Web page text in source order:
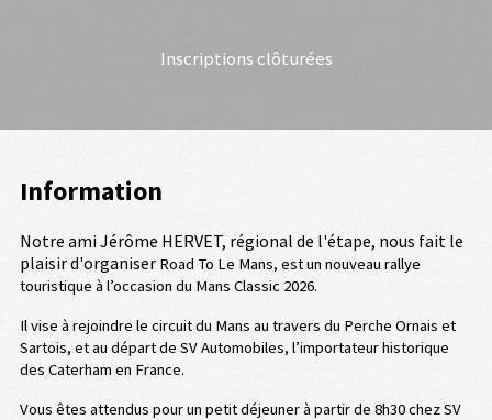
Inscriptions clôturées
Information
Notre ami Jérôme HERVET, régional de l'étape, nous fait le
plaisir d'organiser Road To Le Mans, est un nouveau rallye
touristique à l’occasion du Mans Classic 2026.
Il vise à rejoindre le circuit du Mans au travers du Perche Ornais et
Sartois, et au départ de SV Automobiles, l’importateur historique
des Caterham en France.
Vous êtes attendus pour un petit déjeuner à partir de 8h30 chez SV